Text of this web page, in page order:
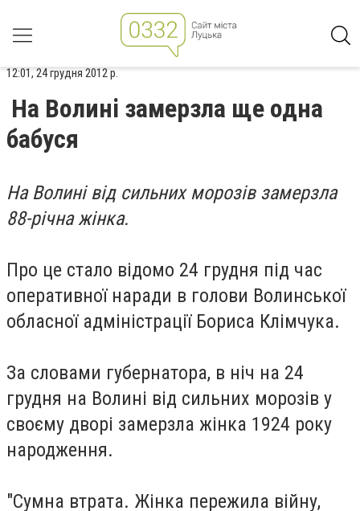
12:01, 24 грудня 2012 р.
На Волині замерзла ще одна
бабуся
На Волині від сильних морозів замерзла
88-річна жінка.
Про це стало відомо 24 грудня під час
оперативної наради в голови Волинської
обласної адміністрації Бориса Клімчука.
За словами губернатора, в ніч на 24
грудня на Волині від сильних морозів у
своєму дворі замерзла жінка 1924 року
народження.
"Сумна втрата. Жінка пережила війну,